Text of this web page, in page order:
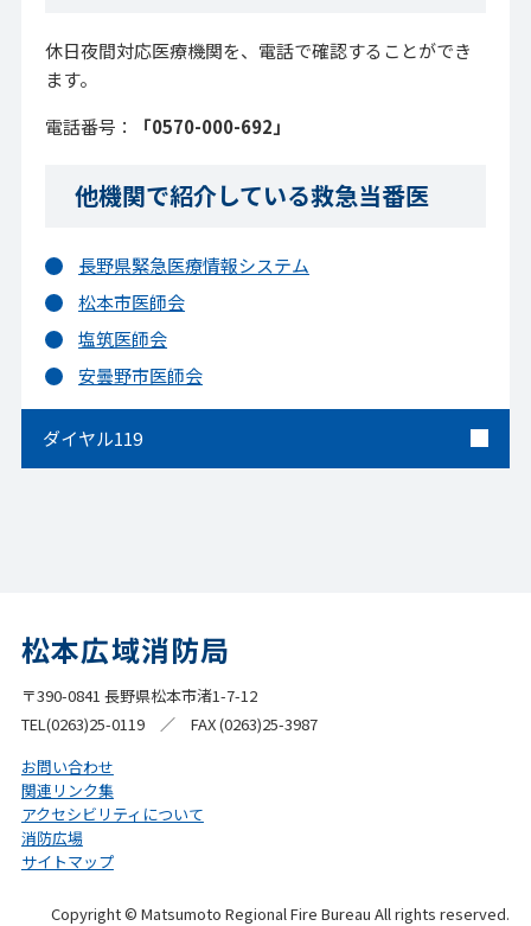
休日夜間対応医療機関を、電話で確認することができ
ます。
電話番号：
「0570-000-692」
他機関で紹介している救急当番医
長野県緊急医療情報システム
松本市医師会
塩筑医師会
安曇野市医師会
ダイヤル119
松本広域消防局
〒390-0841 長野県松本市渚1-7-12
TEL(0263)25-0119 ／ FAX (0263)25-3987
お問い合わせ
関連リンク集
アクセシビリティについて
消防広場
サイトマップ
Copyright © Matsumoto Regional Fire Bureau All rights reserved.